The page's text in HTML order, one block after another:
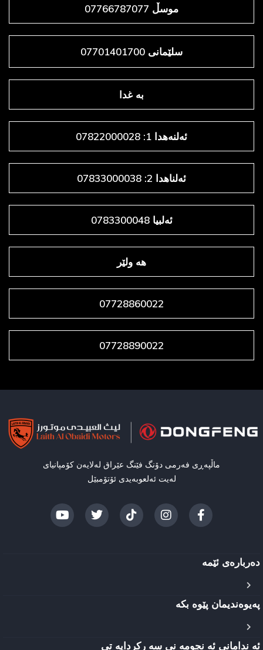
موسڵ 07766787077
سلێمانی 07701401700
به غدا
ئەلنەهدا 1: 07822000028
ئەلناهدا 2: 07833000038
ئەلبیا 0783300048
هه ولێر
07728860022
07728890022
ماڵپەڕی فەرمی دۆنگ فێنگ عێراق لەلایەن کۆمپانیای
لەیت ئەلعوبەیدی ئۆتۆمبێل
دەربارەی ئێمه
پەیوەندیمان پێوە بکە
ئه ندامانی ئه نجومه نی سه رکردایه تی